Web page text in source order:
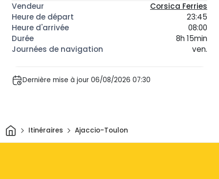
Corsica Ferries
23:45
08:00
8h 15min
ven.
Dernière mise à jour 06/08/2026 07:30
Maison
Itinéraires Ajaccio-Toulon